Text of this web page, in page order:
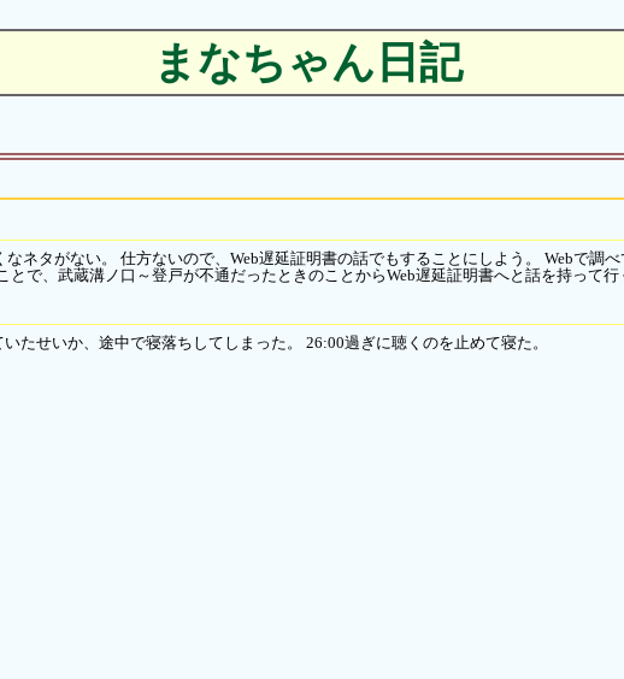
まなちゃん日記
ネタがない。 仕方ないので、Web遅延証明書の話でもすることにしよう。 Webで調
とで、武蔵溝ノ口～登戸が不通だったときのことからWeb遅延証明書へと話を持って
たせいか、途中で寝落ちしてしまった。 26:00過ぎに聴くのを止めて寝た。